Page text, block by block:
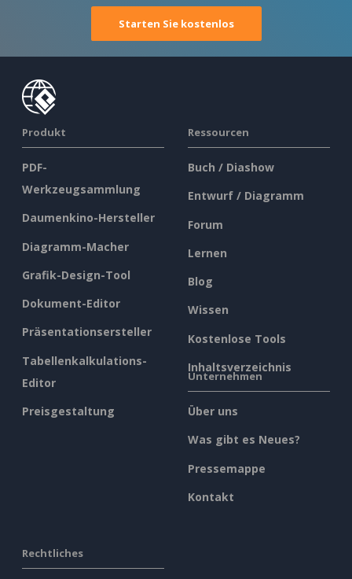
Starten Sie kostenlos
Produkt
PDF-
Werkzeugsammlung
Daumenkino-Hersteller
Diagramm-Macher
Grafik-Design-Tool
Dokument-Editor
Präsentationsersteller
Tabellenkalkulations-
Editor
Preisgestaltung
Ressourcen
Buch / Diashow
Entwurf / Diagramm
Forum
Lernen
Blog
Wissen
Kostenlose Tools
Inhaltsverzeichnis
Unternehmen
Über uns
Was gibt es Neues?
Pressemappe
Kontakt
Rechtliches